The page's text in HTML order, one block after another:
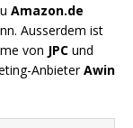
Amazon.de
Ausserdem ist
von JPC und
AnbieterAwin